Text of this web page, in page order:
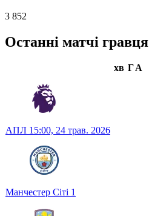
3 852
Останні матчі гравця
хв ГА
АПЛ 15:00, 24 трав. 2026
Манчестер Сіті 1